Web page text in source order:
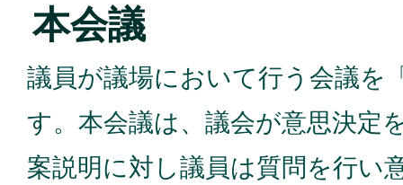
本会議
議員が議場において行う会議を
す。本会議は、議会が意思決定
案説明に対し議員は質問を行い